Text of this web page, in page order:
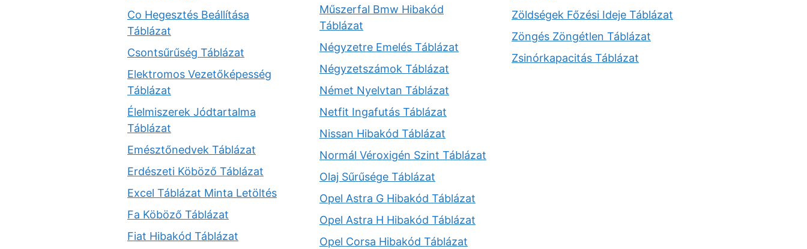
Co Hegesztés Beállítása
Táblázat
Csontsűrűség Táblázat
Elektromos Vezetőképesség
Táblázat
Élelmiszerek Jódtartalma
Táblázat
Emésztőnedvek Táblázat
Erdészeti Köböző Táblázat
Excel Táblázat Minta Letöltés
Fa Köböző Táblázat
Fiat Hibakód Táblázat
Műszerfal Bmw Hibakód
Táblázat
Négyzetre Emelés Táblázat
Négyzetszámok Táblázat
Német Nyelvtan Táblázat
Netfit Ingafutás Táblázat
Nissan Hibakód Táblázat
Normál Véroxigén Szint Táblázat
Olaj Sűrűsége Táblázat
Opel Astra G Hibakód Táblázat
Opel Astra H Hibakód Táblázat
Opel Corsa Hibakód Táblázat
Zöldségek Főzési Ideje Táblázat
Zöngés Zöngétlen Táblázat
Zsinórkapacitás Táblázat